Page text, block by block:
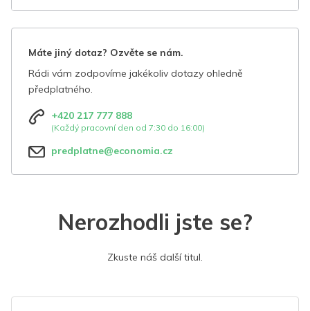
Máte jiný dotaz? Ozvěte se nám.
Rádi vám zodpovíme jakékoliv dotazy ohledně
předplatného.
+420 217 777 888
(Každý pracovní den od 7:30 do 16:00)
predplatne@economia.cz
Nerozhodli jste se?
Zkuste náš další titul.